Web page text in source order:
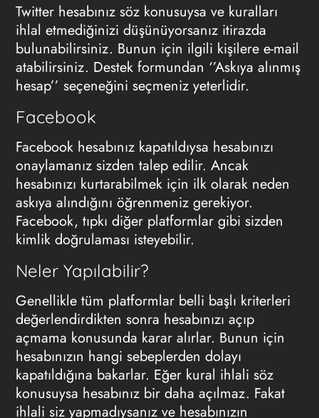
Twitter hesabınız söz konusuysa ve kuralları
ihlal etmediğinizi düşünüyorsanız itirazda
bulunabilirsiniz. Bunun için ilgili kişilere e-mail
atabilirsiniz. Destek formundan ‘’Askıya alınmış
hesap’’ seçeneğini seçmeniz yeterlidir.
Facebook
Facebook hesabınız kapatıldıysa hesabınızı
onaylamanız sizden talep edilir. Ancak
hesabınızı kurtarabilmek için ilk olarak neden
askıya alındığını öğrenmeniz gerekiyor.
Facebook, tıpkı diğer platformlar gibi sizden
kimlik doğrulaması isteyebilir.
Neler Yapılabilir?
Genellikle tüm platformlar belli başlı kriterleri
değerlendirdikten sonra hesabınızı açıp
açmama konusunda karar alırlar. Bunun için
hesabınızın hangi sebeplerden dolayı
kapatıldığına bakarlar. Eğer kural ihlali söz
konusuysa hesabınız bir daha açılmaz. Fakat
ihlali siz yapmadıysanız ve hesabınızın